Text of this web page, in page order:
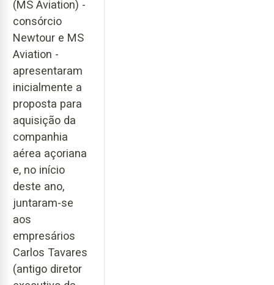
(MS Aviation) -
consórcio
Newtour e MS
Aviation -
apresentaram
inicialmente a
proposta para
aquisição da
companhia
aérea açoriana
e, no início
deste ano,
juntaram-se
aos
empresários
Carlos Tavares
(antigo diretor